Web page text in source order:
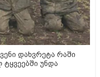
დახვრეტა რაში
უნდა